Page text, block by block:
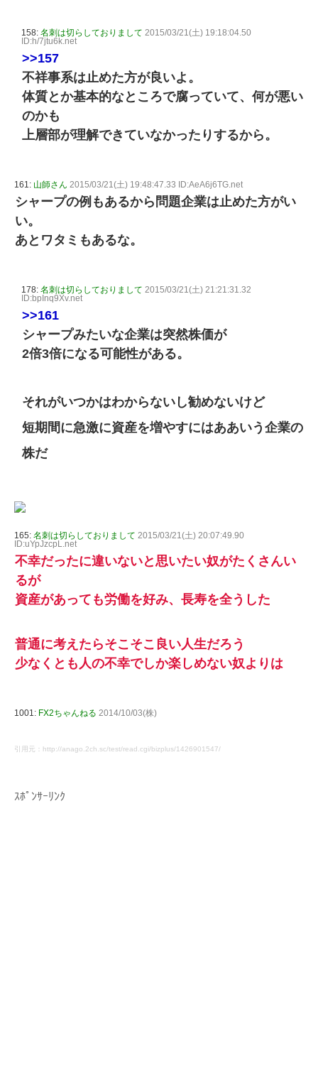
158: 名刺は切らしておりまして 2015/03/21(土) 19:18:04.50
ID:h/7jtu6k.net
>>157
不祥事系は止めた方が良いよ。
体質とか基本的なところで腐っていて、何が悪い
のかも
上層部が理解できていなかったりするから。
161: 山師さん 2015/03/21(土) 19:48:47.33 ID:AeA6j6TG.net
シャープの例もあるから問題企業は止めた方がい
い。
あとワタミもあるな。
178: 名刺は切らしておりまして 2015/03/21(土) 21:21:31.32
ID:bpInq9Xv.net
>>161
シャープみたいな企業は突然株価が
2倍3倍になる可能性がある。
それがいつかはわからないし勧めないけど
短期間に急激に資産を増やすにはああいう企業の
株だ
165: 名刺は切らしておりまして 2015/03/21(土) 20:07:49.90
ID:uYpJzcpL.net
不幸だったに違いないと思いたい奴がたくさんい
るが
資産があっても労働を好み、長寿を全うした
普通に考えたらそこそこ良い人生だろう
少なくとも人の不幸でしか楽しめない奴よりは
1001: FX2ちゃんねる 2014/10/03(株)
引用元：http://anago.2ch.sc/test/read.cgi/bizplus/1426901547/
ｽﾎﾟﾝｻｰﾘﾝｸ